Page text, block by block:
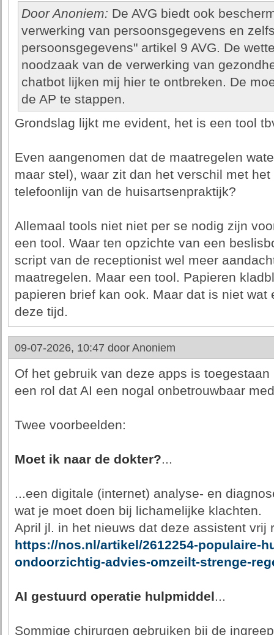
Door Anoniem: De AVG biedt ook
verwerking van persoonsgegevens en
persoonsgegevens" artikel 9 AVG. De
noodzaak van de verwerking van
chatbot lijken mij hier te ontbreken. De
de AP te stappen.
Grondslag lijkt me evident, het is een tool
Even aangenomen dat de maatregelen
maar stel), waar zit dan het verschil met
telefoonlijn van de huisartsenpraktijk?
Allemaal tools niet niet per se nodig zijn
een tool. Waar ten opzichte van een
script van de receptionist wel meer
maatregelen. Maar een tool. Papieren
papieren brief kan ook. Maar dat is niet wat
deze tijd.
09-07-2026, 10:47 door Anoniem
Of het gebruik van deze apps is
een rol dat AI een nogal onbetrouwbaar
Twee voorbeelden:
Moet ik naar de dokter?...
...een digitale (internet) analyse- en
wat je moet doen bij lichamelijke klachten.
April jl. in het nieuws dat deze assistent vrij
https://nos.nl/artikel/2612254-populaire-
ondoorzichtig-advies-omzeilt-strenge-
AI gestuurd operatie hulpmiddel...
Sommige chirurgen gebruiken bij de